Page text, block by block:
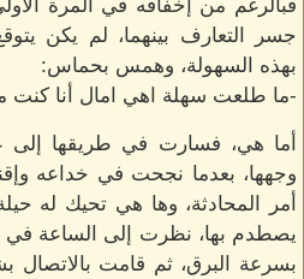
فبالرغم من إخفاقه في المرة
جسر التعارف بينهما، لم يكن
بهذه السهولة، وهمس بحماس:
-ما طلعت سهلة اهي امال أنا كنت
أما هي، فسارت في طريقها إلى
وجهها، بعدما نجحت في خداعه
أمر المحادثة، وها هي تحيك له
يصطدم بها، نظرت إلى الساعة في
بسرعة البرق، ثم قامت